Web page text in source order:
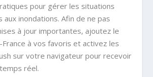
pour gérer les situations
aux inondations. Afin de ne pas
à jour importantes, ajoutez le
à vos favoris et activez les
sur votre navigateur pour recevoir
réel.